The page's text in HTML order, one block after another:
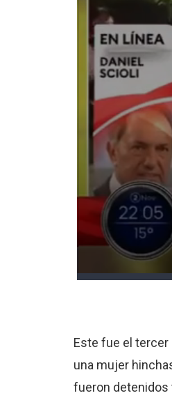
Este fue el
una mujer
fueron detenidos